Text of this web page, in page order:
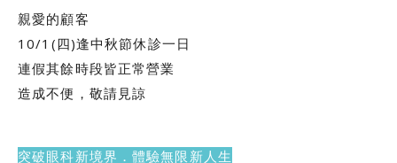
親愛的顧客
10/1(四)逢中秋節休診一日
連假其餘時段皆正常營業
造成不便，敬請見諒
突破眼科新境界．體驗無限新人生